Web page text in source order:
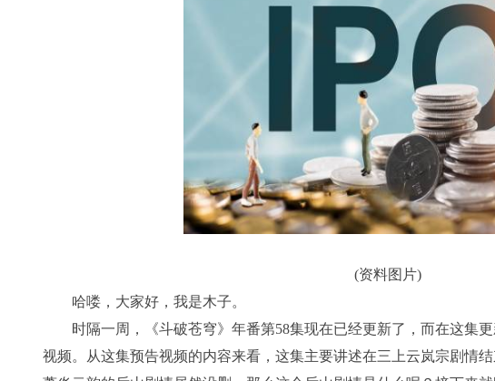
(资料图片)
哈喽，大家好，我是木子。
时隔一周，《斗破苍穹》年番第58集现在已经更新了，而在这集
视频。从这集预告视频的内容来看，这集主要讲述在三上云岚宗剧情